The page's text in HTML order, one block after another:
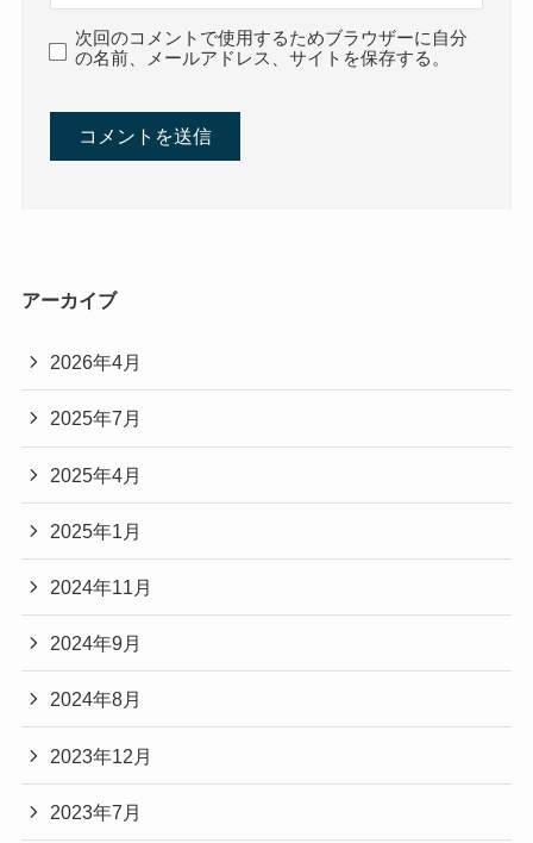
次回のコメントで使用するためブラウザーに自分
の名前、メールアドレス、サイトを保存する。
アーカイブ
2026年4月
2025年7月
2025年4月
2025年1月
2024年11月
2024年9月
2024年8月
2023年12月
2023年7月